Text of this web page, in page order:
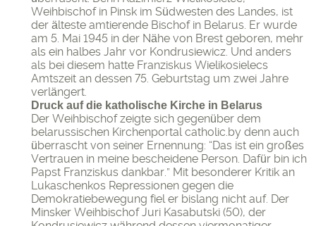
Weihbischof in Pinsk im Südwesten des Landes, ist
der älteste amtierende Bischof in Belarus. Er wurde
am 5. Mai 1945 in der Nähe von Brest geboren, mehr
als ein halbes Jahr vor Kondrusiewicz. Und anders
als bei diesem hatte Franziskus Wielikosielecs
Amtszeit an dessen 75. Geburtstag um zwei Jahre
verlängert.
Druck auf die katholische Kirche in Belarus
Der Weihbischof zeigte sich gegenüber dem
belarussischen Kirchenportal catholic.by denn auch
überrascht von seiner Ernennung: “Das ist ein großes
Vertrauen in meine bescheidene Person. Dafür bin ich
Papst Franziskus dankbar.” Mit besonderer Kritik an
Lukaschenkos Repressionen gegen die
Demokratiebewegung fiel er bislang nicht auf. Der
Minsker Weihbischof Juri Kasabutski (50), der